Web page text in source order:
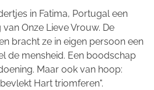
in Fatima, Portugal een
Onze Lieve Vrouw. De
bracht ze in eigen persoon een
de mensheid. Een boodschap
Maar ook van hoop:
Hart triomferen".